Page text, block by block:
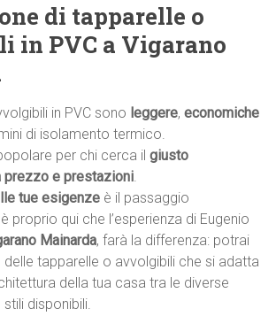
di tapparelle o
in PVC a Vigarano
in PVC sono leggere,economiche
di isolamento termico.
per chi cerca ilgiusto
prezzo e prestazioni.
tue esigenze è il passaggio
proprio qui che l’esperienza di Eugenio
Mainarda, farà la differenza: potrai
delle tapparelle o avvolgibili che si adatta
della tua casa tra le diverse
disponibili.